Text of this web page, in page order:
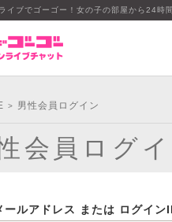
イブでゴーゴー！女の子の部屋から24時
> 男性会員ログイン
会員ログ
ールアドレス または ログイン